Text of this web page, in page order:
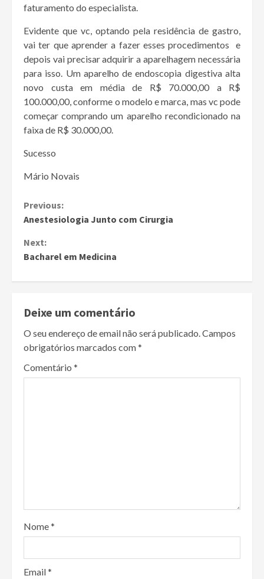
faturamento do especialista.
Evidente que vc, optando pela residência de gastro,
vai ter que aprender a fazer esses procedimentos e
depois vai precisar adquirir a aparelhagem necessária
para isso. Um aparelho de endoscopia digestiva alta
novo custa em média de R$ 70.000,00 a R$
100.000,00, conforme o modelo e marca, mas vc pode
começar comprando um aparelho recondicionado na
faixa de R$ 30.000,00.
Sucesso
Mário Novais
Continue
Reading
Previous:
Anestesiologia Junto com Cirurgia
Next:
Bacharel em Medicina
Deixe um comentário
O seu endereço de email não será publicado.Campos
obrigatórios marcados com*
Comentário *
Nome*
Email*